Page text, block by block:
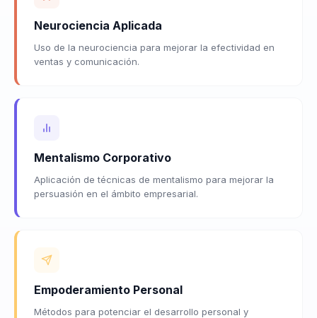
Neurociencia Aplicada
Uso de la neurociencia para mejorar la efectividad en
ventas y comunicación.
Mentalismo Corporativo
Aplicación de técnicas de mentalismo para mejorar la
persuasión en el ámbito empresarial.
Empoderamiento Personal
Métodos para potenciar el desarrollo personal y